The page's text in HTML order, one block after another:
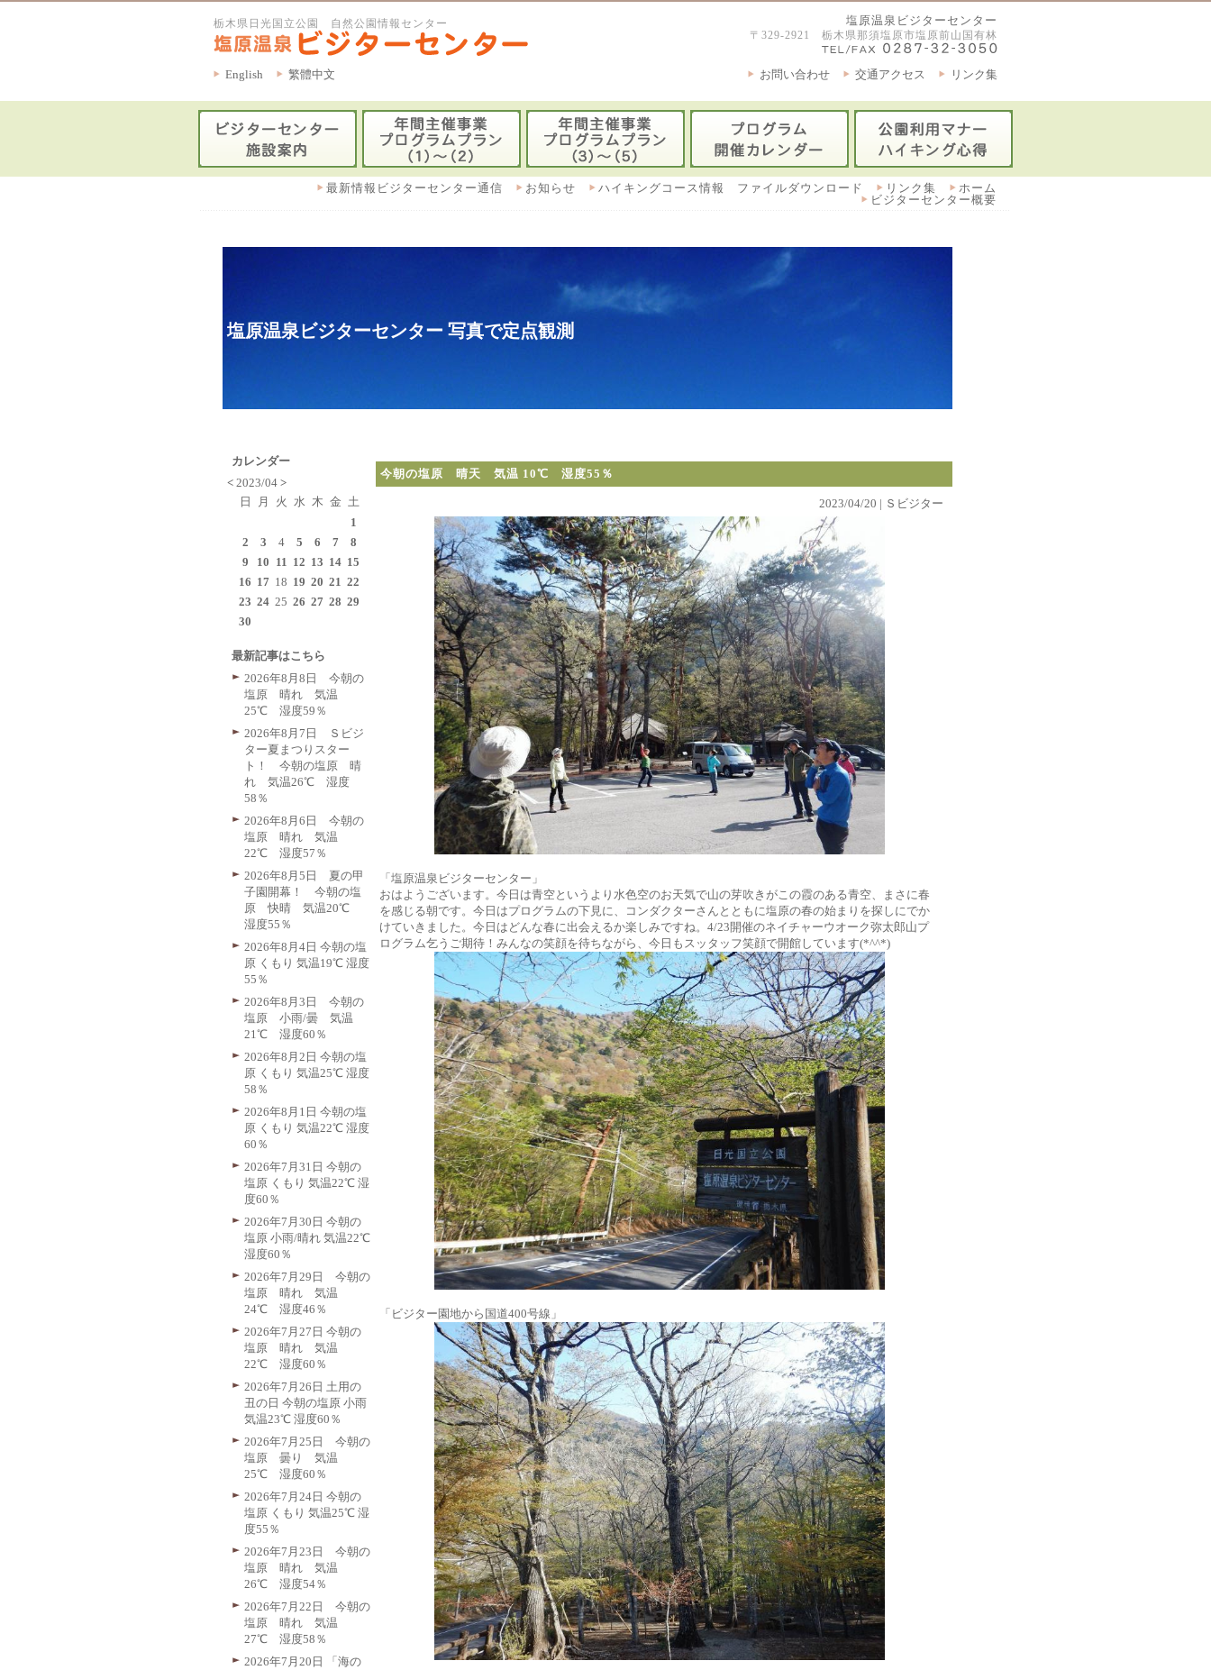
栃木県日光国立公園 自然公園情報センター 塩原温泉ビジターセンター
〒329-2921 栃木県那須塩原市塩原前山国有林
English 繁體中文 リンク集
交通アクセス
お問い合わせ
ホーム
リンク集
ハイキングコース情報 ファイルダウンロード
お知らせ
最新情報ビジターセンター通信
ビジターセンター概要
塩原温泉ビジターセンター 写真で定点観測
今朝の塩原 晴天 気温 10℃ 湿度55％
2023/04/20 | Ｓビジター
「塩原温泉ビジターセンター」
おはようございます。今日は青空というより水色空のお天気で山の芽吹きがこの霞のある青空、まさに春
を感じる朝です。今日はプログラムの下見に、コンダクターさんとともに塩原の春の始まりを探しにでか
けていきました。今日はどんな春に出会えるか楽しみですね。4/23開催のネイチャーウオーク弥太郎山プ
ログラム乞うご期待！みんなの笑顔を待ちながら、今日もスッタッフ笑顔で開館しています(*^^*)
「ビジター園地から国道400号線」
カレンダー
< 2023/04 >
日
月 火 水 木 金 土
1
2
3 4 5 6 7
8
9
10 11 12 13 14 15
16 17 18 19 20 21 22
23 24 25 26 27 28 29
30
最新記事はこちら
2026年8月8日 今朝の
塩原 晴れ 気温
25℃ 湿度59％
2026年8月7日 Ｓビジ
ター夏まつりスター
ト！ 今朝の塩原 晴
れ 気温26℃ 湿度
58％
2026年8月6日 今朝の
塩原 晴れ 気温
22℃ 湿度57％
2026年8月5日 夏の甲
子園開幕！ 今朝の塩
原 快晴 気温20℃
湿度55％
2026年8月4日 今朝の塩
原 くもり 気温19℃ 湿度
55％
2026年8月3日 今朝の
塩原 小雨/曇 気温
21℃ 湿度60％
2026年8月2日 今朝の塩
原 くもり 気温25℃ 湿度
58％
2026年8月1日 今朝の塩
原 くもり 気温22℃ 湿度
60％
2026年7月31日 今朝の
塩原 くもり 気温22℃ 湿
度60％
2026年7月30日 今朝の
塩原 小雨/晴れ 気温22℃
湿度60％
2026年7月29日 今朝の
塩原 晴れ 気温
24℃ 湿度46％
2026年7月27日 今朝の
塩原 晴れ 気温
22℃ 湿度60％
2026年7月26日 土用の
丑の日 今朝の塩原 小雨
気温23℃ 湿度60％
2026年7月25日 今朝の
塩原 曇り 気温
25℃ 湿度60％
2026年7月24日 今朝の
塩原 くもり 気温25℃ 湿
度55％
2026年7月23日 今朝の
塩原 晴れ 気温
26℃ 湿度54％
2026年7月22日 今朝の
塩原 晴れ 気温
27℃ 湿度58％
2026年7月20日 「海の